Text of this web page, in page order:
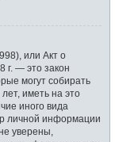
или Акт о
г. — это закон
могут собирать
иметь на это
иного вида
личной информации
уверены,